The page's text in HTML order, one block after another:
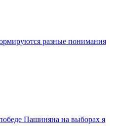
разные понимания
Пашиняна на выборах я